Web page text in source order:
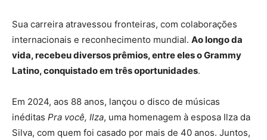
Sua carreira atravessou fronteiras, com colaborações
internacionais e reconhecimento mundial. Ao longo da
vida, recebeu diversos prêmios, entre eles o Grammy
Latino, conquistado em três oportunidades.
Em 2024, aos 88 anos, lançou o disco de músicas
inéditas Pra você, Ilza, uma homenagem à esposa Ilza da
Silva, com quem foi casado por mais de 40 anos. Juntos,